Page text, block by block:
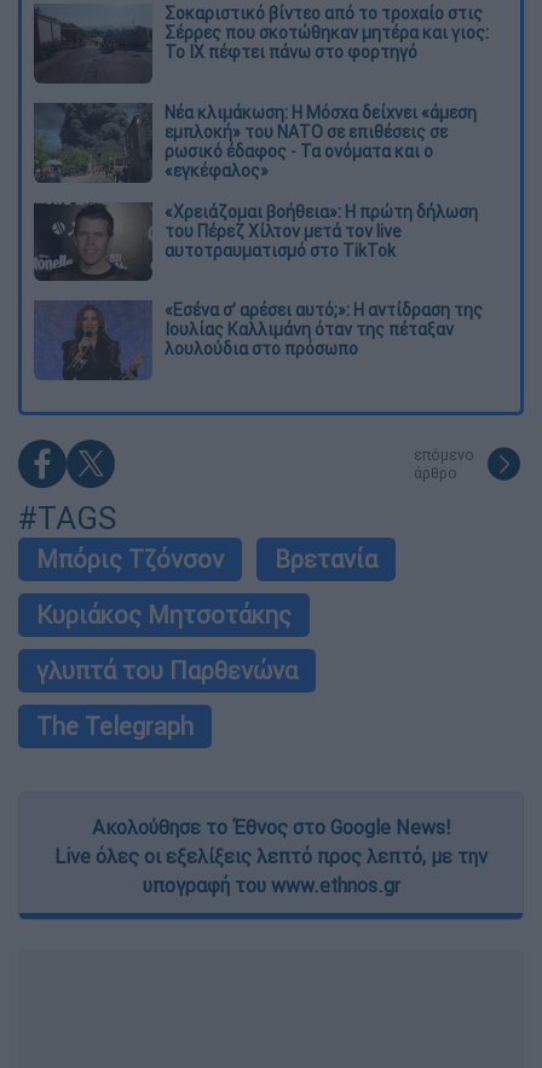
Σοκαριστικό βίντεο από το τροχαίο στις
Σέρρες που σκοτώθηκαν μητέρα και γιος:
Το ΙΧ πέφτει πάνω στο φορτηγό
Νέα κλιμάκωση: Η Μόσχα δείχνει «άμεση
εμπλοκή» του ΝΑΤΟ σε επιθέσεις σε
ρωσικό έδαφος - Τα ονόματα και ο
«εγκέφαλος»
«Χρειάζομαι βοήθεια»: Η πρώτη δήλωση
του Πέρεζ Χίλτον μετά τον live
αυτοτραυματισμό στο TikTok
«Εσένα σ’ αρέσει αυτό;»: Η αντίδραση της
Ιουλίας Καλλιμάνη όταν της πέταξαν
λουλούδια στο πρόσωπο
επόμενο
άρθρο
#TAGS
Μπόρις Τζόνσον
Βρετανία
Κυριάκος Μητσοτάκης
γλυπτά του Παρθενώνα
The Telegraph
Ακολούθησε το Έθνος στο Google News!
Live όλες οι εξελίξεις λεπτό προς λεπτό, με την
υπογραφή του www.ethnos.gr